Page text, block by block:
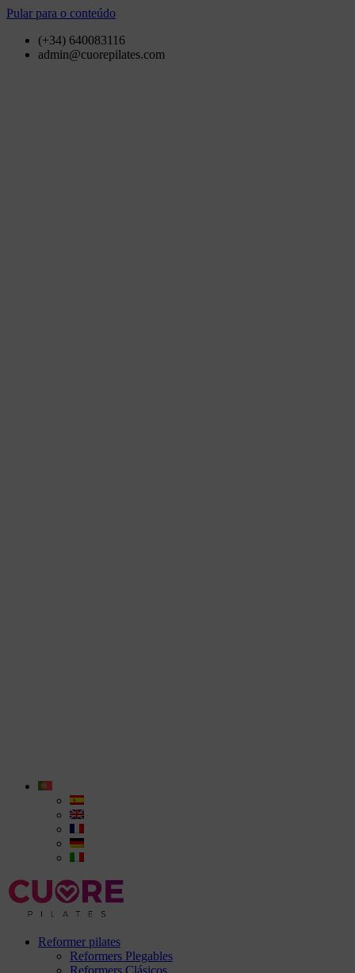
Pular para o conteúdo
(+34) 640083116
admin@cuorepilates.com
Reformer pilates
Reformers Plegables
Reformers Clásicos